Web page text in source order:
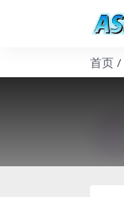
首页